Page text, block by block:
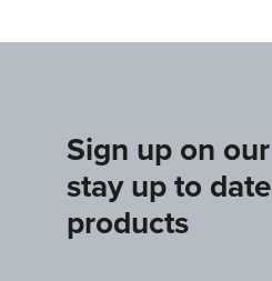
Sign up on
stay up to
products